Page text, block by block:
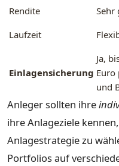
Rendite
Sehr
Laufzeit
Einlagensicherung
Ja,
Euro
und
Anleger sollten ihre
ihre Anlageziele
Anlagestrategie zu
Portfolios auf